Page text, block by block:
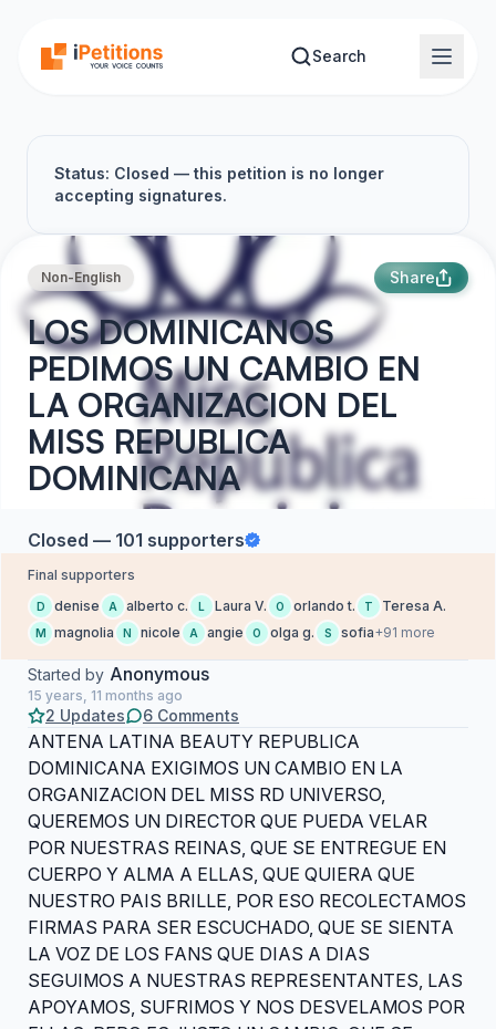
Search
Status: Closed — this petition is no longer
accepting signatures.
Non-English Share
LOS DOMINICANOS
PEDIMOS UN CAMBIO EN
LA ORGANIZACION DEL
MISS REPUBLICA
DOMINICANA
Closed — 101 supporters
Final supporters
D denise A alberto c. L Laura V. O orlando t. T Teresa A.
M magnolia N nicole A angie O olga g. S sofia+91 more
Started by Anonymous
15 years, 11 months ago
2 Updates 6 Comments
ANTENA LATINA BEAUTY REPUBLICA
DOMINICANA EXIGIMOS UN CAMBIO EN LA
ORGANIZACION DEL MISS RD UNIVERSO,
QUEREMOS UN DIRECTOR QUE PUEDA VELAR
POR NUESTRAS REINAS, QUE SE ENTREGUE EN
CUERPO Y ALMA A ELLAS, QUE QUIERA QUE
NUESTRO PAIS BRILLE, POR ESO RECOLECTAMOS
FIRMAS PARA SER ESCUCHADO, QUE SE SIENTA
LA VOZ DE LOS FANS QUE DIAS A DIAS
SEGUIMOS A NUESTRAS REPRESENTANTES, LAS
APOYAMOS, SUFRIMOS Y NOS DESVELAMOS POR